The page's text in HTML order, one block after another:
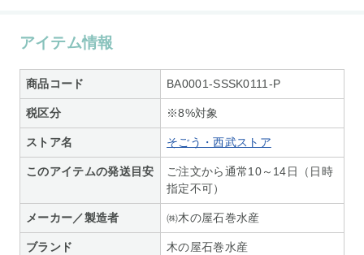
アイテム情報
商品コード BA0001-SSSK0111-P
税区分 ※8%対象
ストア名 そごう・西武ストア
このアイテムの発送目安
ご注文から通常10～14日（日時
指定不可）
メーカー／製造者 ㈱木の屋石巻水産
ブランド 木の屋石巻水産